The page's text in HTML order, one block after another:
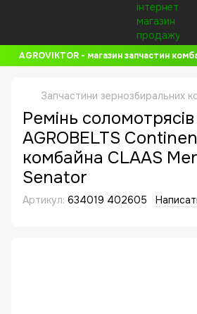
AGROVIKTOR - магазин запчастин
Запчастини зернозбиральних
Ремінь
AGROBELTS
комбайна CLAAS
Senator
Артикул: 634019 402605